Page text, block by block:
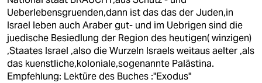
Ueberlebensgruenden,dann ist das das der Juden,in
Israel leben auch Araber gut- und im Uebrigen sind die
juedische Besiedlung der Region des heutigen( winzigen)
,Staates Israel ,also die Wurzeln Israels weitaus aelter ,als
das kuenstliche,koloniale,sogenannte Palästina.
Empfehlung: Lektüre des Buches :"Exodus"